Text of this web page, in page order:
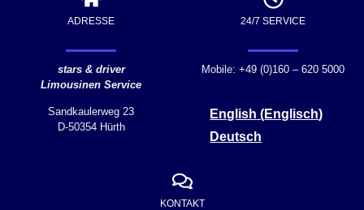
ADRESSE
stars & driver
Limousinen Service
Sandkaulerweg 23
D-50354 Hürth
24/7 SERVICE
Mobile: +49 (0)160 – 620 5000
English (Englisch)
Deutsch
KONTAKT